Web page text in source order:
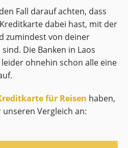
Fall darauf achten, dass
dabei hast, mit der
zumindest von deiner
Die Banken in Laos
ohnehin schon alle eine
für Reisen haben,
Vergleich an: